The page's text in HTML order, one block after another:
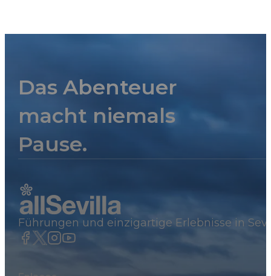
Das Abenteuer
macht niemals
Pause.
Führungen und einzigartige Erlebnisse in